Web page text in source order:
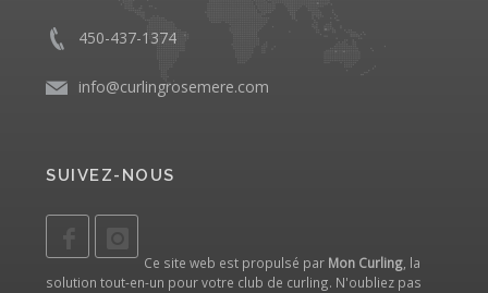
450-437-1374
info@curlingrosemere.com
SUIVEZ-NOUS
Ce site web est propulsé par Mon Curling , la
solution tout-en-un pour votre club de curling. N'oubliez pas